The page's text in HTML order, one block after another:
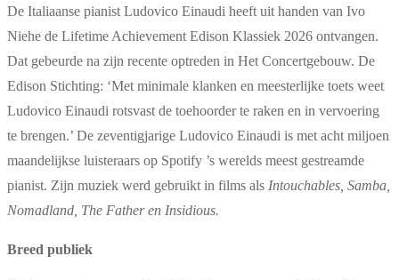
De Italiaanse pianist Ludovico Einaudi heeft uit handen van Ivo
Niehe de Lifetime Achievement Edison Klassiek 2026 ontvangen.
Dat gebeurde na zijn recente optreden in Het Concertgebouw. De
Edison Stichting: ‘Met minimale klanken en meesterlijke toets weet
Ludovico Einaudi rotsvast de toehoorder te raken en in vervoering
te brengen.’ De zeventigjarige Ludovico Einaudi is met acht miljoen
maandelijkse luisteraars op Spotify ’s werelds meest gestreamde
pianist. Zijn muziek werd gebruikt in films als Intouchables, Samba,
Nomadland, The Father en Insidious.
Breed publiek